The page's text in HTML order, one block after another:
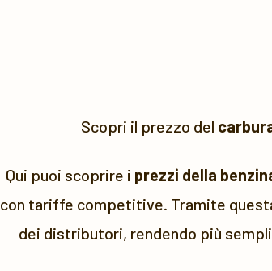
Scopri il prezzo del
Qui puoi scoprire i prezzi della
con tariffe competitive. Tramite
dei distributori, rendendo più